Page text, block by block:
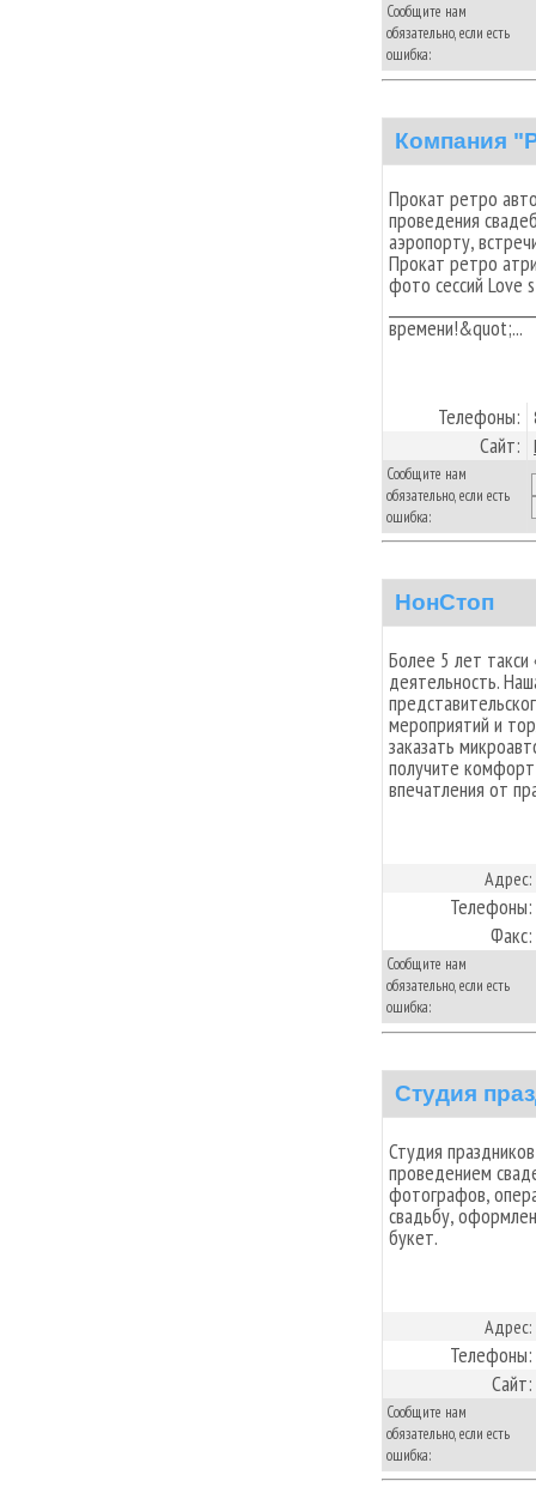
Сообщите нам
обязательно, если есть
ошибка:
Компания
Прокат ретро
проведения
аэропорту,
Прокат ретро
фото сессий Love
времени!&quot;...
Телефоны:
Сайт:
Сообщите нам
обязательно, если есть
ошибка:
НонСтоп
Более 5 лет такси
деятельность.
мероприятий и
заказать
получите
впечатления от
Адрес:
Телефоны:
Факс:
Сообщите нам
обязательно, если есть
ошибка:
Студия
Студия
проведением
фотографов,
свадьбу,
букет.
Адрес:
Телефоны:
Сайт:
Сообщите нам
обязательно, если есть
ошибка: